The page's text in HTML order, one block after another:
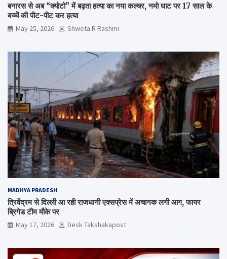
बनारस से अब “क्योटो” में बढ़ता हत्या का नया कल्चर, नमो घाट पर 17 साल के
बच्चें की पीट-पीट कर हत्या
May 25, 2026 Shweta R Rashmi
MADHYA PRADESH
त्रिवेंद्रम से दिल्ली आ रही राजधानी एक्सप्रेस में अचानक लगी आग, फायर
ब्रिगेड टीम मौके पर
May 17, 2026 Desk Takshakapost